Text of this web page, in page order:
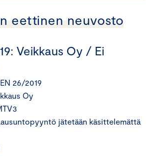
eettinen neuvosto
Veikkaus Oy / Ei
26/2019
Oy
jätetään käsittelemättä